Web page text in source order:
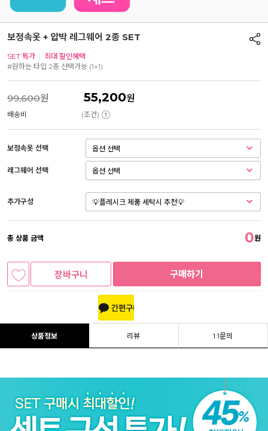
보정속옷 + 압박 레그웨어 2종 SET
SET 특가 | 최대 할인혜택
#원하는 타입 2종 선택가능 (1+1)
99,600원 55,200원
배송비 (조건)
보정속옷 선택
레그웨어 선택
추가구성
총 상품 금액 0원
장바구니 구매하기
상품정보 리뷰 1:1문의